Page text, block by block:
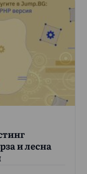
и лесна